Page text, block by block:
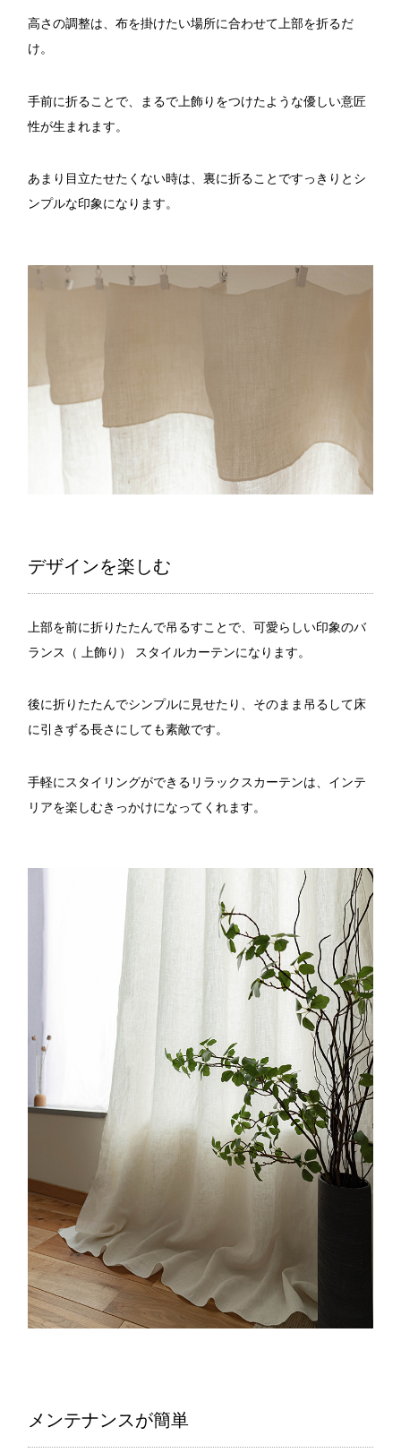
高さの調整は、布を掛けたい場所に合わせて上部を折るだ
け。
手前に折ることで、まるで上飾りをつけたような優しい意匠
性が生まれます。
あまり目立たせたくない時は、裏に折ることですっきりとシ
ンプルな印象になります。
デザインを楽しむ
上部を前に折りたたんで吊るすことで、可愛らしい印象のバ
ランス（ 上飾り） スタイルカーテンになります。
後に折りたたんでシンプルに見せたり、そのまま吊るして床
に引きずる長さにしても素敵です。
手軽にスタイリングができるリラックスカーテンは、インテ
リアを楽しむきっかけになってくれます。
メンテナンスが簡単